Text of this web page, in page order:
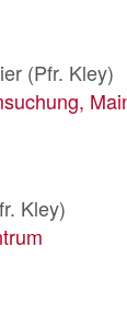
(Pfr. Kley)
Kley)